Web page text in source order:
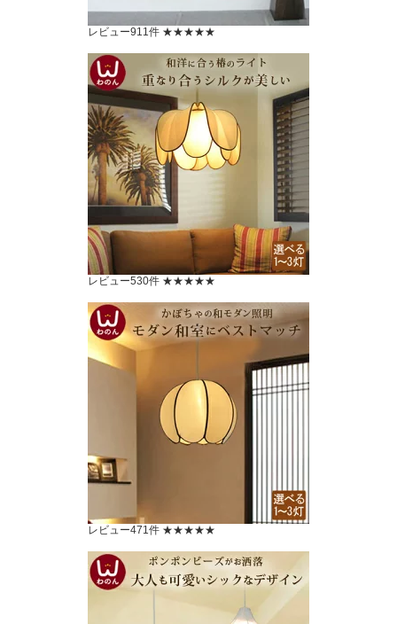
レビュー911件 ★★★★★
レビュー530件 ★★★★★
レビュー471件 ★★★★★